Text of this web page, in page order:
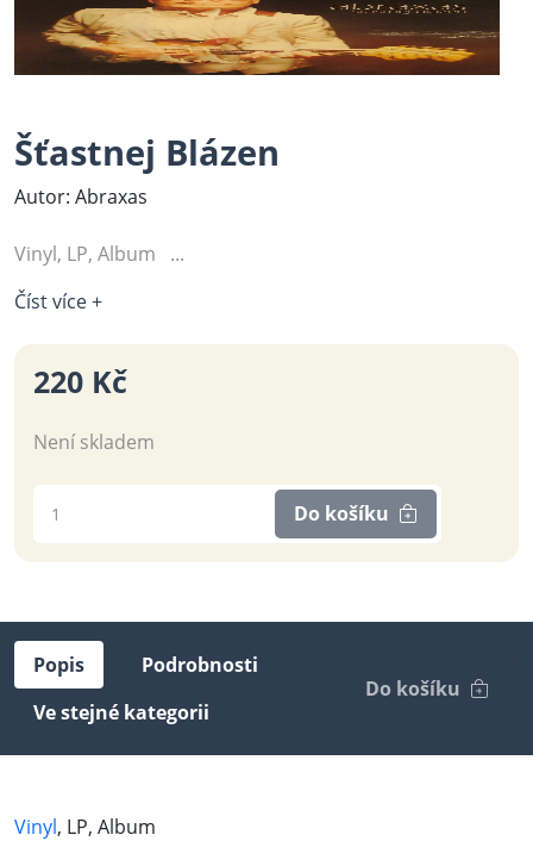
Šťastnej Blázen
Autor: Abraxas
Vinyl, LP, Album ...
Číst více +
220 Kč
Není skladem
Do košíku
Popis
Podrobnosti
Ve stejné kategorii
Do košíku
Vinyl, LP, Album